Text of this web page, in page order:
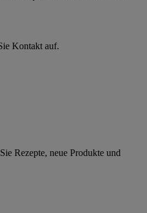
Kontakt auf.
Rezepte, neue Produkte und